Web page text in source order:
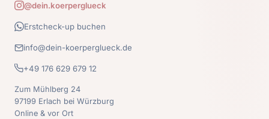
@dein.koerperglueck
Erstcheck-up buchen
info@dein-koerperglueck.de
+49 176 629 679 12
Zum Mühlberg 24
97199 Erlach bei Würzburg
Online & vor Ort